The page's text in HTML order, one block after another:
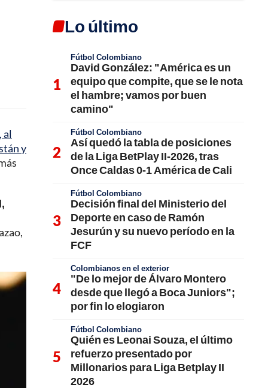
al
y
Lo último
Fútbol Colombiano
David González: "América es un
equipo que compite, que se le nota
el hambre; vamos por buen
camino"
Fútbol Colombiano
Así quedó la tabla de posiciones
de la Liga BetPlay II-2026, tras
Once Caldas 0-1 América de Cali
Fútbol Colombiano
Decisión final del Ministerio del
Deporte en caso de Ramón
Jesurún y su nuevo período en la
FCF
Colombianos en el exterior
"De lo mejor de Álvaro Montero
desde que llegó a Boca Juniors";
por fin lo elogiaron
Fútbol Colombiano
Quién es Leonai Souza, el último
refuerzo presentado por
Millonarios para Liga Betplay II
2026